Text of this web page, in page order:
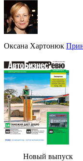
Оксана Хартонюк
Новый выпуск